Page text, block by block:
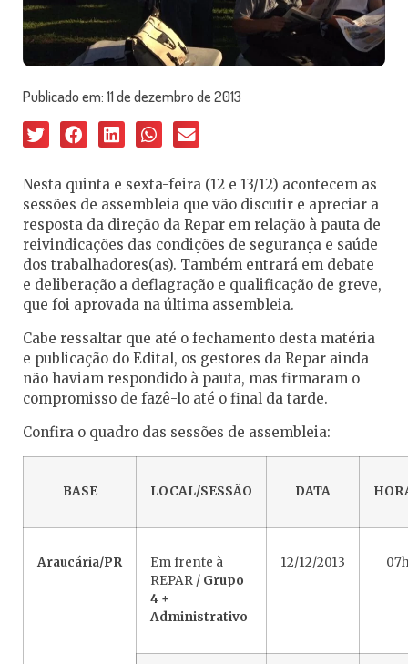
Publicado em:11 de dezembro de 2013
Nesta quinta e sexta-feira (12 e 13/12) acontecem as
sessões de assembleia que vão discutir e apreciar a
resposta da direção da Repar em relação à pauta de
reivindicações das condições de segurança e saúde
dos trabalhadores(as). Também entrará em debate
e deliberação a deflagração e qualificação de greve,
que foi aprovada na última assembleia.
Cabe ressaltar que até o fechamento desta matéria
e publicação do Edital, os gestores da Repar ainda
não haviam respondido à pauta, mas firmaram o
compromisso de fazê-lo até o final da tarde.
Confira o quadro das sessões de assembleia:
BASE LOCAL/SESSÃO DATA
Araucária/PR
Em frente à
REPAR / Grupo
4 +
Administrativo
12/12/2013